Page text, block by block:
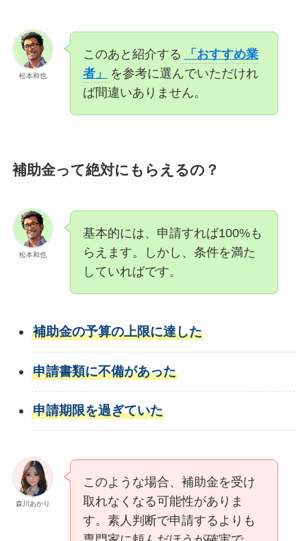
松本和也
このあと紹介する
「おすすめ業
者」
を参考に選んでいただけれ
ば間違いありません。
補助金って絶対にもらえるの？
松本和也
基本的には、申請すれば100%も
らえます。しかし、条件を満た
していればです。
補助金の予算の上限に達した
申請書類に不備があった
申請期限を過ぎていた
森川あかり
このような場合、補助金を受け
取れなくなる可能性がありま
す。素人判断で申請するよりも